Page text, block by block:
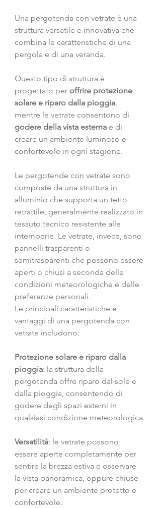
Una pergotenda con vetrate è una
struttura versatile e innovativa che
combina le caratteristiche di una
pergola e di una veranda.
Questo tipo di struttura è
progettato per offrire protezione
solare e riparo dalla pioggia,
mentre le vetrate consentono di
godere della vista esterna e di
creare un ambiente luminoso e
confortevole in ogni stagione.
Le pergotende con vetrate sono
composte da una struttura in
alluminio che supporta un tetto
retrattile, generalmente realizzato in
tessuto tecnico resistente alle
intemperie. Le vetrate, invece, sono
pannelli trasparenti o
semitrasparenti che possono essere
aperti o chiusi a seconda delle
condizioni meteorologiche e delle
preferenze personali.
Le principali caratteristiche e
vantaggi di una pergotenda con
vetrate includono:
Protezione solare e riparo dalla
pioggia: la struttura della
pergotenda offre riparo dal sole e
dalla pioggia, consentendo di
godere degli spazi esterni in
qualsiasi condizione meteorologica.
Versatilità: le vetrate possono
essere aperte completamente per
sentire la brezza estiva e osservare
la vista panoramica, oppure chiuse
per creare un ambiente protetto e
confortevole.